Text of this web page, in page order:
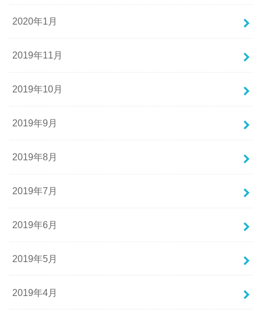
2020年1月
2019年11月
2019年10月
2019年9月
2019年8月
2019年7月
2019年6月
2019年5月
2019年4月